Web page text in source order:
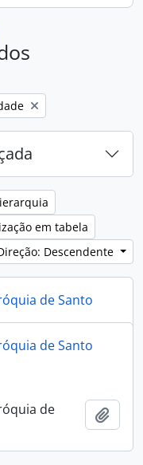
em tabela
Descendente
de Santo
de
de Santo
de